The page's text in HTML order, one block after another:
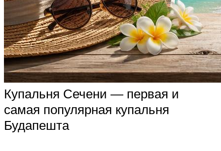
Купальня Сечени — первая и
самая популярная купальня
Будапешта